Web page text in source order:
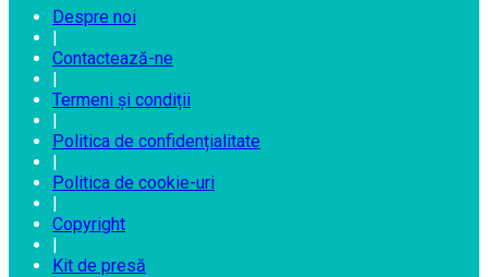
Despre noi
|
Contactează-ne
|
Termeni și condiții
|
Politica de confidențialitate
|
Politica de cookie-uri
|
Copyright
|
Kit de presă